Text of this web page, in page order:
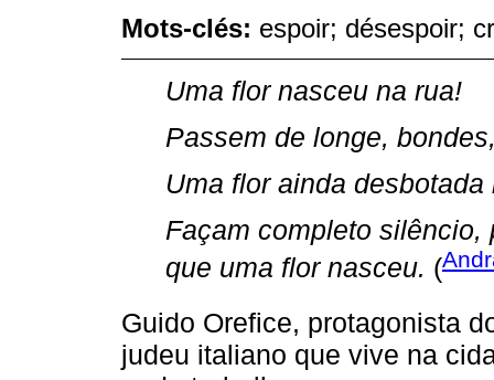
Mots-clés: espoir; désespoir;
Uma flor nasceu na rua!
Passem de longe,
Uma flor ainda
Façam completo
que uma flor nasceu. (
Guido Orefice, protagonista
judeu italiano que vive na